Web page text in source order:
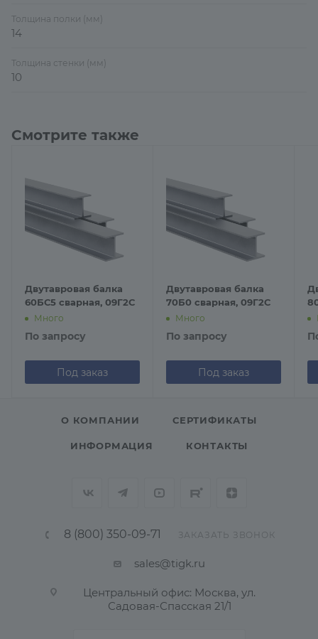
Толщина полки (мм)
14
Толщина стенки (мм)
10
Смотрите также
Двутавровая балка
60БС5 сварная, 09Г2С
Много
По запросу
Под заказ
Двутавровая балка
70Б0 сварная, 09Г2С
Много
По запросу
Под заказ
О КОМПАНИИ СЕРТИФИКАТЫ
ИНФОРМАЦИЯ КОНТАКТЫ
8 (800) 350-09-71 ЗАКАЗАТЬ ЗВОНОК
sales@tigk.ru
Центральный офис: Москва, ул.
Садовая-Спасская 21/1